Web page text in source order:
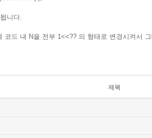
니다.
코드 내 N을 전부 1<<?? 의 형태로 변경시켜서
제목